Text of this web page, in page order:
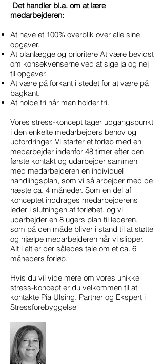
Det handler bl.a. om at lære
medarbejderen:
At have et 100% overblik over alle sine
opgaver.
At planlægge og prioritere At være bevidst
om konsekvenserne ved at sige ja og nej
til opgaver.
At være på forkant i stedet for at være på
bagkant.
At holde fri når man holder fri.
Vores stress-koncept tager udgangspunkt
i den enkelte medarbejders behov og
udfordringer. Vi starter et forløb med en
medarbejder indenfor 48 timer efter den
første kontakt og udarbejder sammen
med medarbejderen en individuel
handlingsplan, som vi så arbejder med de
næste ca. 4 måneder. Som en del af
konceptet inddrages medarbejderens
leder i slutningen af forløbet, og vi
udarbejder en 8 ugers plan til lederen,
som på den måde bliver i stand til at støtte
og hjælpe medarbejderen når vi slipper.
Alt i alt er der således tale om et ca. 6
måneders forløb.
Hvis du vil vide mere om vores unikke
stress-koncept er du velkommen til at
kontakte Pia Ulsing, Partner og Ekspert i
Stressforebyggelse